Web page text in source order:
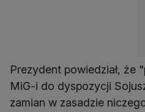
Prezydent powiedział, że
MiG-i do dyspozycji
zamian w zasadzie